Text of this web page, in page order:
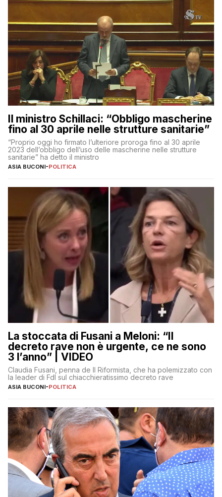
Il ministro Schillaci: “Obbligo mascherine
fino al 30 aprile nelle strutture sanitarie”
“Proprio oggi ho firmato l’ulteriore proroga fino al 30 aprile
2023 dell’obbligo dell’uso delle mascherine nelle strutture
sanitarie” ha detto il ministro
ASIA BUCONI-POLITICA
La stoccata di Fusani a Meloni: “Il
decreto rave non è urgente, ce ne sono
3 l’anno” | VIDEO
Claudia Fusani, penna de Il Riformista, che ha polemizzato con
la leader di FdI sul chiacchieratissimo decreto rave
ASIA BUCONI-POLITICA